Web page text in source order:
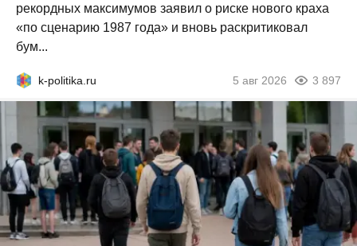
рекордных максимумов заявил о риске нового краха
«по сценарию 1987 года» и вновь раскритиковал
бум...
k-politika.ru 5 авг 2026 3 897